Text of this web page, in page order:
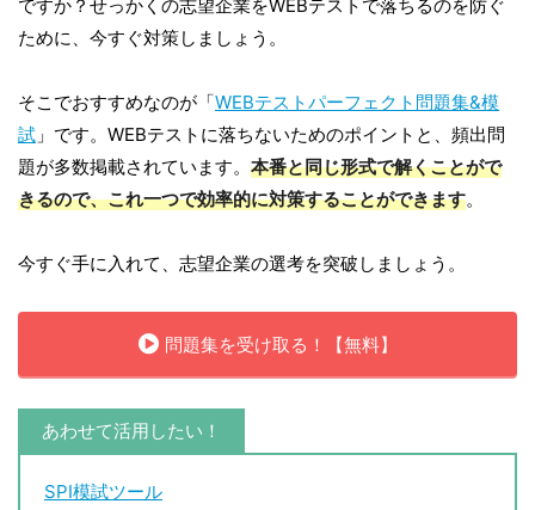
ですか？せっかくの志望企業をWEBテストで落ちるのを防ぐ
ために、今すぐ対策しましょう。
そこでおすすめなのが「WEBテストパーフェクト問題集&模
試 」です。WEBテストに落ちないためのポイントと、頻出問
題が多数掲載されています。 本番と同じ形式で解くことがで
きるので、これ一つで効率的に対策することができます。
今すぐ手に入れて、志望企業の選考を突破しましょう。
問題集を受け取る！【無料】
あわせて活用したい！
SPI模試ツール